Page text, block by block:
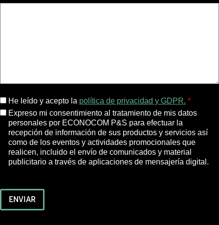
He leído y acepto la política de privacidad y GDPR. *
Expreso mi consentimiento al tratamiento de mis datos
personales por ECONOCOM P&S para efectuar la
recepción de información de sus productos y servicios así
como de los eventos y actividades promocionales que
realicen, incluido el envío de comunicados y material
publicitario a través de aplicaciones de mensajería digital.